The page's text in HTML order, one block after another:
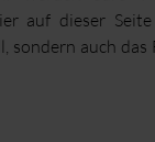
auf dieser
sondern auch das